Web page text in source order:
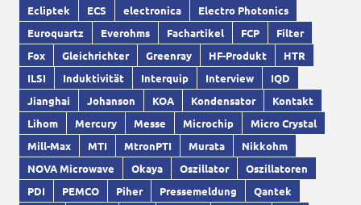
Ecliptek ECS electronica
Electro Photonics
Euroquartz
Everohms Fachartikel FCP
Filter
Fox
Gleichrichter Greenray HF-Produkt
HTR
ILSI
Induktivität Interquip Interview
IQD
Jianghai
Johanson KOA Kondensator
Kontakt
Lihom
Mercury Messe Microchip
Micro Crystal
Mill-Max
MTI MtronPTI Murata
Nikkohm
NOVA Microwave
Okaya Oszillator
Oszillatoren
PDI
PEMCO Piher Pressemeldung
Qantek